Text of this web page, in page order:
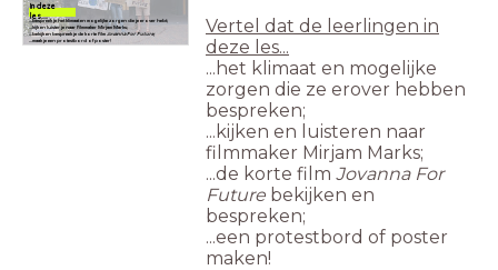
In deze
les...
...bespreek je het klimaat en mogelijke zorgen die je erover hebt;
...kijk en luister je naar filmmaker Mirjam Marks;
...bekijk en bespreek je de korte film Jovanna For Future;
...maak je een protestbord of poster!
Vertel dat de leerlingen in
deze les...
...het klimaat en mogelijke
zorgen die ze erover hebben
bespreken;
...kijken en luisteren naar
filmmaker Mirjam Marks;
...de korte film Jovanna For
Future bekijken en
bespreken;
...een protestbord of poster
maken!